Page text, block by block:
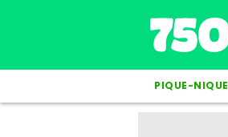
PIQUE-NIQUE